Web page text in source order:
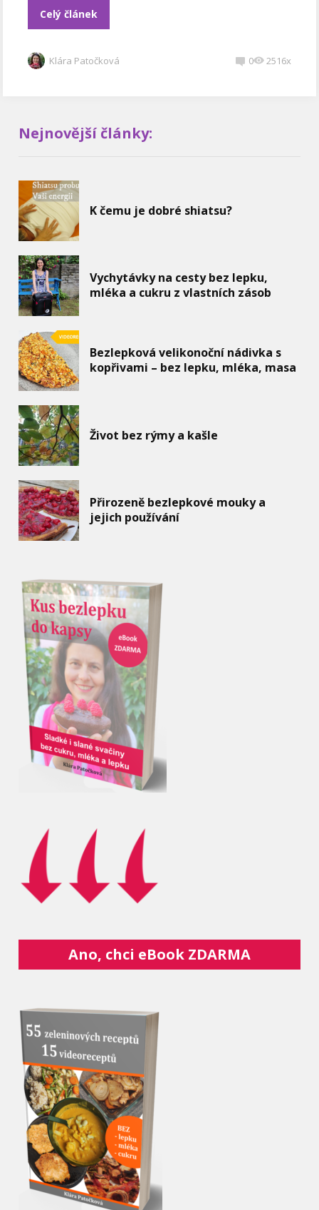
Celý článek
Klára Patočková 0 2516x
Nejnovější články:
K čemu je dobré shiatsu?
Vychytávky na cesty bez lepku,
mléka a cukru z vlastních zásob
Bezlepková velikonoční nádivka s
kopřivami – bez lepku, mléka, masa
Život bez rýmy a kašle
Přirozeně bezlepkové mouky a
jejich používání
Ano, chci eBook ZDARMA